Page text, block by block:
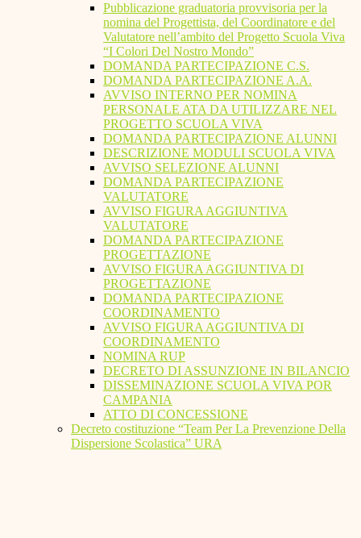
Pubblicazione graduatoria provvisoria per la
nomina del Progettista, del Coordinatore e del
Valutatore nell’ambito del Progetto Scuola Viva
“I Colori Del Nostro Mondo”
DOMANDA PARTECIPAZIONE C.S.
DOMANDA PARTECIPAZIONE A.A.
AVVISO INTERNO PER NOMINA
PERSONALE ATA DA UTILIZZARE NEL
PROGETTO SCUOLA VIVA
DOMANDA PARTECIPAZIONE ALUNNI
DESCRIZIONE MODULI SCUOLA VIVA
AVVISO SELEZIONE ALUNNI
DOMANDA PARTECIPAZIONE
VALUTATORE
AVVISO FIGURA AGGIUNTIVA
VALUTATORE
DOMANDA PARTECIPAZIONE
PROGETTAZIONE
AVVISO FIGURA AGGIUNTIVA DI
PROGETTAZIONE
DOMANDA PARTECIPAZIONE
COORDINAMENTO
AVVISO FIGURA AGGIUNTIVA DI
COORDINAMENTO
NOMINA RUP
DECRETO DI ASSUNZIONE IN BILANCIO
DISSEMINAZIONE SCUOLA VIVA POR
CAMPANIA
ATTO DI CONCESSIONE
Decreto costituzione “Team Per La Prevenzione Della
Dispersione Scolastica” URA